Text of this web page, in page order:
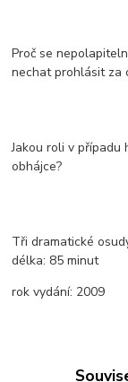
Proč se
nechat prohlásit za
Jakou roli v případu
obhájce?
Tři dramatické
délka: 85 minut
rok vydání: 2009